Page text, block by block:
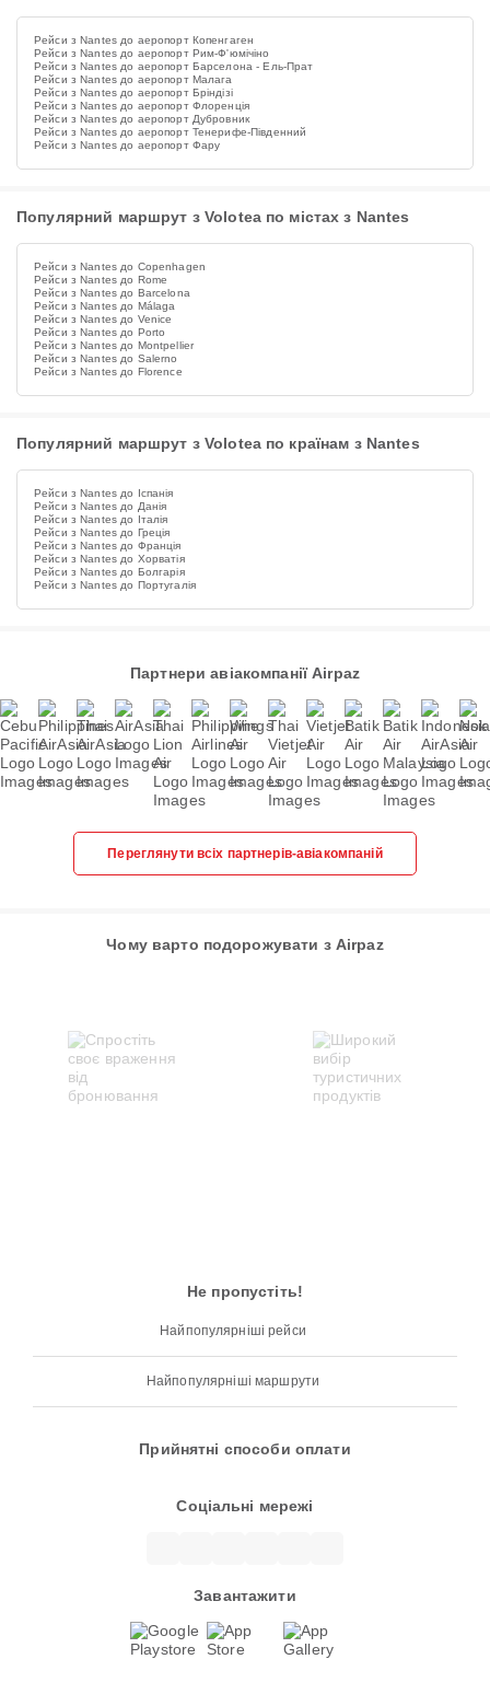
Рейси з Nantes до аеропорт Копенгаген
Рейси з Nantes до аеропорт Рим-Ф'юмічіно
Рейси з Nantes до аеропорт Барселона - Ель-Прат
Рейси з Nantes до аеропорт Малага
Рейси з Nantes до аеропорт Бріндізі
Рейси з Nantes до аеропорт Флоренція
Рейси з Nantes до аеропорт Дубровник
Рейси з Nantes до аеропорт Тенерифе-Південний
Рейси з Nantes до аеропорт Фару
Популярний маршрут з Volotea по містах з Nantes
Рейси з Nantes до Copenhagen
Рейси з Nantes до Rome
Рейси з Nantes до Barcelona
Рейси з Nantes до Málaga
Рейси з Nantes до Venice
Рейси з Nantes до Porto
Рейси з Nantes до Montpellier
Рейси з Nantes до Salerno
Рейси з Nantes до Florence
Популярний маршрут з Volotea по країнам з Nantes
Рейси з Nantes до Іспанія
Рейси з Nantes до Данія
Рейси з Nantes до Італія
Рейси з Nantes до Греція
Рейси з Nantes до Франція
Рейси з Nantes до Хорватія
Рейси з Nantes до Болгарія
Рейси з Nantes до Португалія
Партнери авіакомпанії Airpaz
Переглянути всіх партнерів-авіакомпаній
Чому варто подорожувати з Airpaz
Не пропустіть!
Найпопулярніші рейси
Найпопулярніші маршрути
Прийнятні способи оплати
Соціальні мережі
Завантажити